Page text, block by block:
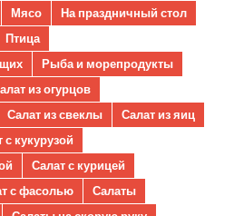
Мясо
На праздничный стол
Птица
Рыба и морепродукты
из огурцов
Салат из свеклы
Салат из яиц
с кукурузой
Салат с курицей
с фасолью
Салаты